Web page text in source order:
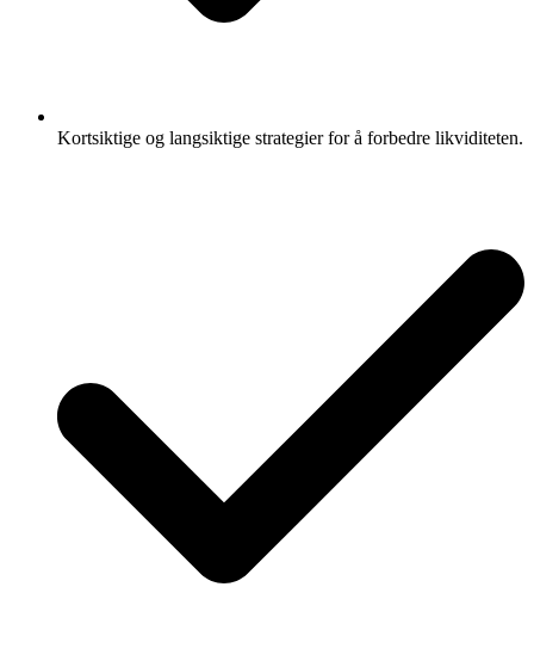
Kortsiktige og langsiktige strategier for å forbedre likviditeten.